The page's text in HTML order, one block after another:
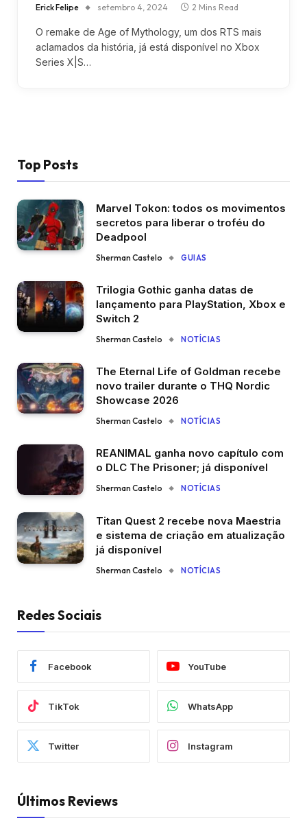
Erick Felipe setembro 4, 2024 2 Mins Read
O remake de Age of Mythology, um dos RTS mais
aclamados da história, já está disponível no Xbox
Series X|S…
Top Posts
Marvel Tokon: todos os movimentos
secretos para liberar o troféu do
Deadpool
Sherman Castelo GUIAS
Trilogia Gothic ganha datas de
lançamento para PlayStation, Xbox e
Switch 2
Sherman Castelo NOTÍCIAS
The Eternal Life of Goldman recebe
novo trailer durante o THQ Nordic
Showcase 2026
Sherman Castelo NOTÍCIAS
REANIMAL ganha novo capítulo com
o DLC The Prisoner; já disponível
Sherman Castelo NOTÍCIAS
Titan Quest 2 recebe nova Maestria
e sistema de criação em atualização
já disponível
Sherman Castelo NOTÍCIAS
Redes Sociais
Facebook YouTube
TikTok WhatsApp
Twitter Instagram
Últimos Reviews